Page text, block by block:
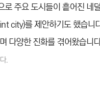
로 주요 도시들이 흩어진 네
city)를 제안하기도 했습니
다양한 진화를 겪어왔습니
.